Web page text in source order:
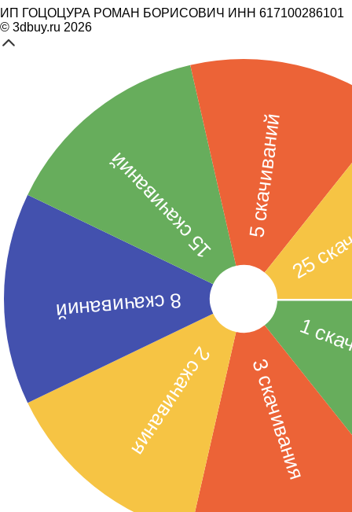
ИП ГОЦОЦУРА РОМАН БОРИСОВИЧ ИНН 617100286101
© 3dbuy.ru 2026